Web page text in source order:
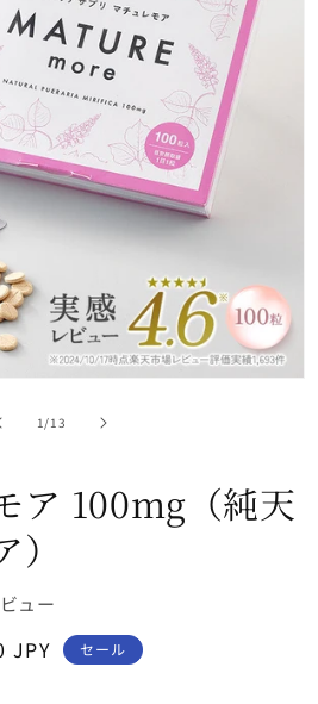
1/の
13
ア 100mg（純天
ュー
JPY セール